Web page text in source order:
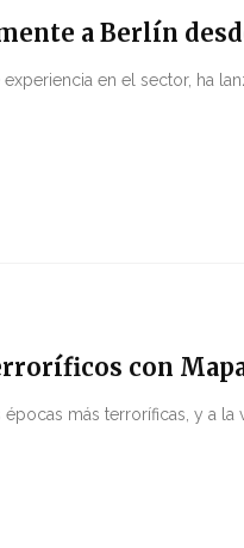
a Berlín
en el sector, ha
con
más terroríficas, y a la